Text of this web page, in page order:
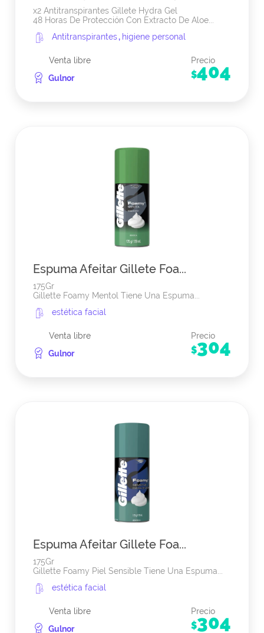
x2 Antitranspirantes Gillete Hydra Gel
48 Horas De Protección Con Extracto De Aloe...
Antitranspirantes, higiene personal
Venta libre
Gulnor
Precio
$404
Espuma Afeitar Gillete Foa...
175Gr
Gillette Foamy Mentol Tiene Una Espuma...
estética facial
Venta libre
Gulnor
Precio
$304
Espuma Afeitar Gillete Foa...
175Gr
Gillette Foamy Piel Sensible Tiene Una Espuma...
estética facial
Venta libre
Gulnor
Precio
$304